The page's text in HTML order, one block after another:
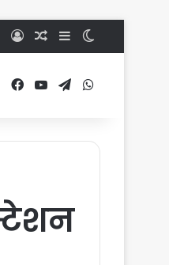
WhatsApp
Log InRandom Article
Sidebar
Facebook
YouTubeTelegram